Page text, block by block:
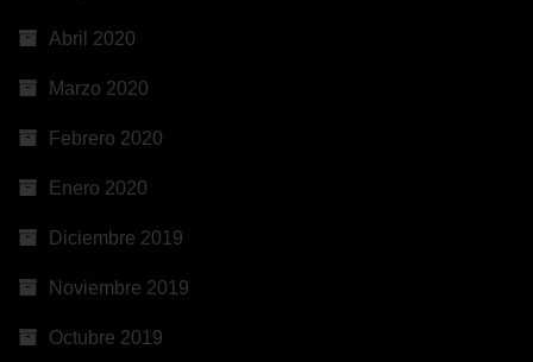
Abril 2020
Marzo 2020
Febrero 2020
Enero 2020
Diciembre 2019
Noviembre 2019
Octubre 2019